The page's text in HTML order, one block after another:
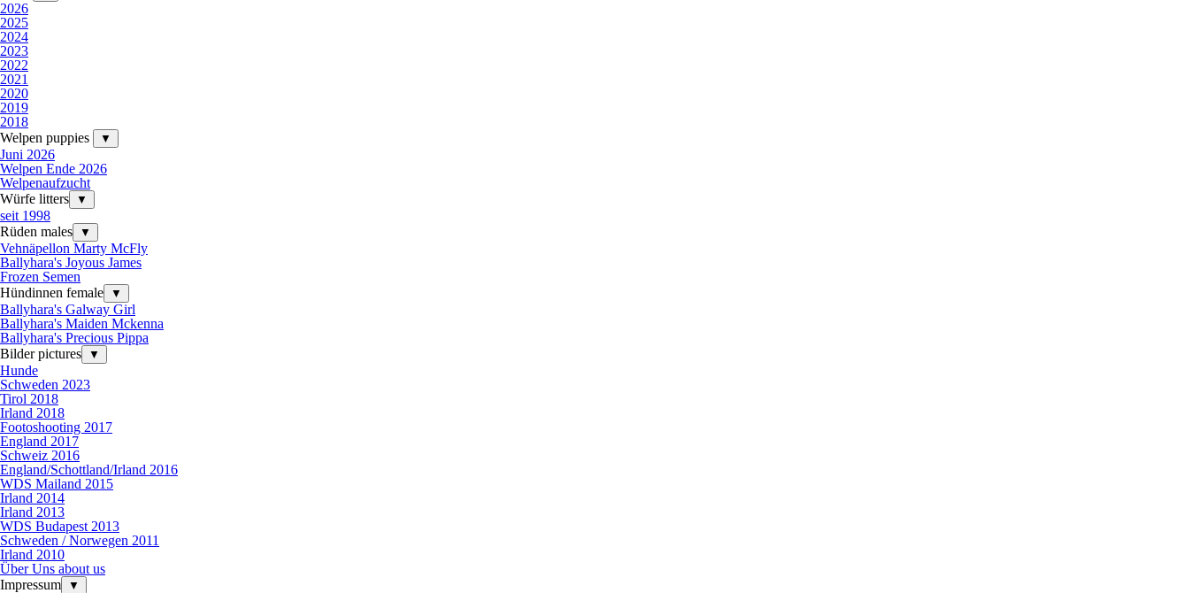
2026
2025
2024
2023
2022
2021
2020
2019
2018
Welpen puppies
▼
Juni 2026
Welpen Ende 2026
Welpenaufzucht
Würfe litters
▼
seit 1998
Rüden males
▼
Vehnäpellon Marty McFly
Ballyhara's Joyous James
Frozen Semen
Hündinnen female
▼
Ballyhara's Galway Girl
Ballyhara's Maiden Mckenna
Ballyhara's Precious Pippa
Bilder pictures
▼
Hunde
Schweden 2023
Tirol 2018
Irland 2018
Footoshooting 2017
England 2017
Schweiz 2016
England/Schottland/Irland 2016
WDS Mailand 2015
Irland 2014
Irland 2013
WDS Budapest 2013
Schweden / Norwegen 2011
Irland 2010
Über Uns about us
Impressum
▼